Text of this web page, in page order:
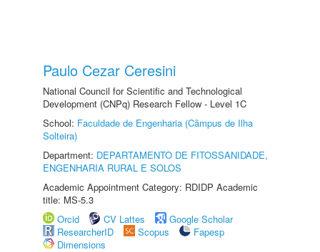
Paulo Cezar Ceresini
National Council for Scientific and Technological
Development (CNPq) Research Fellow - Level 1C
School: Faculdade de Engenharia (Câmpus de Ilha
Solteira)
Department: DEPARTAMENTO DE FITOSSANIDADE,
ENGENHARIA RURAL E SOLOS
Academic Appointment Category: RDIDP Academic
title: MS-5.3
Orcid
CV Lattes
Google Scholar
ResearcherID
Scopus
Fapesp
Dimensions